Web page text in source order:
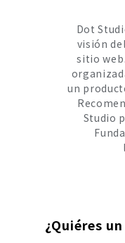
Dot
visión
sitio
un
Studio
¿Quiéres